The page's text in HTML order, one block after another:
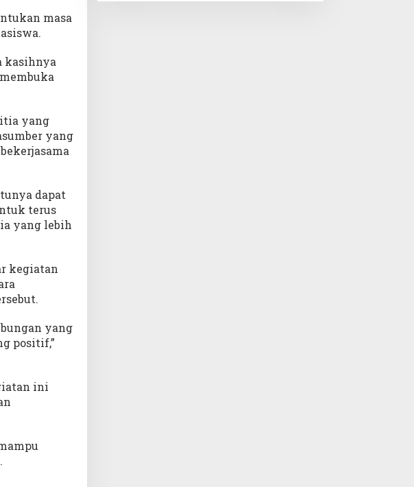
masa
kasihnya
yang
yang
dapat
terus
yang lebih
kegiatan
yang
positif,”
ini